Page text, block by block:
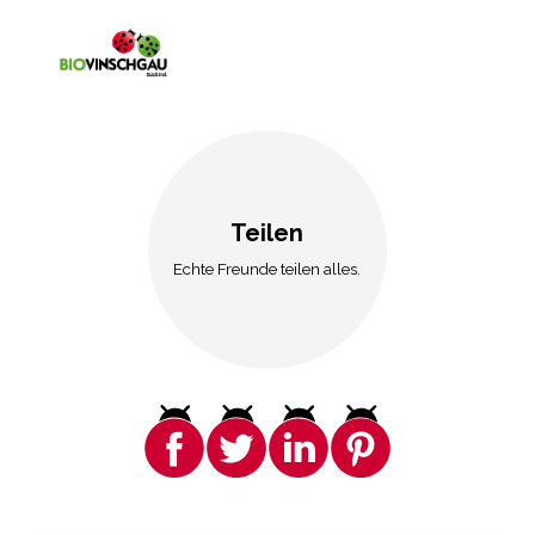
Teilen
Echte Freunde teilen alles.